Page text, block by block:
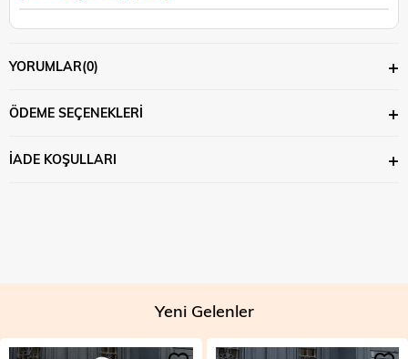
YORUMLAR(0)
ÖDEME SEÇENEKLERI
İADE KOŞULLARI
Yeni Gelenler